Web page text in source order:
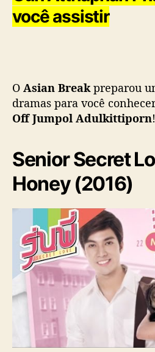
você assistir
O Asian Break preparou
dramas para você
Off Jumpol Adulkittiporn!
Senior Secret
Honey (2016)